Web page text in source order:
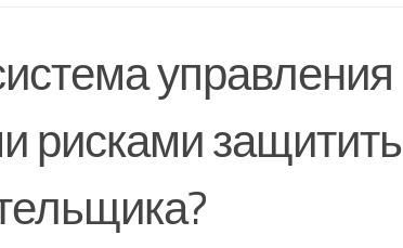
управления
рисками защитить